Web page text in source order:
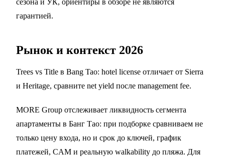
сезона и УК, ориентиры в обзоре не являются
гарантией.
Рынок и контекст 2026
Trees vs Title в Bang Tao: hotel license отличает от Sierra
и Heritage, сравните net yield после management fee.
MORE Group отслеживает ликвидность сегмента
апартаменты в Банг Тао: при подборке сравниваем не
только цену входа, но и срок до ключей, график
платежей, CAM и реальную walkability до пляжа. Для